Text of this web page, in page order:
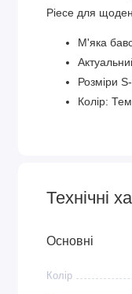
Piece для
М'яка
Розміри
Колір:
Технічні
Основні
Колір